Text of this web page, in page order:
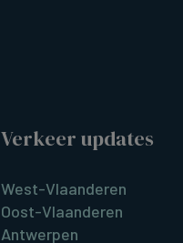
Verkeer updates
West-Vlaanderen
Oost-Vlaanderen
Antwerpen